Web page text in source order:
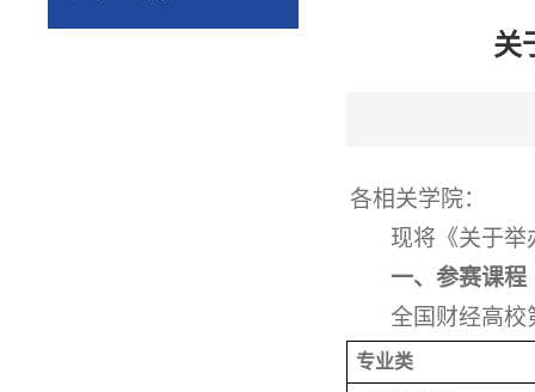
关
各相关学院：
现将《关于举
一、参赛课程
全国财经高校
专业类